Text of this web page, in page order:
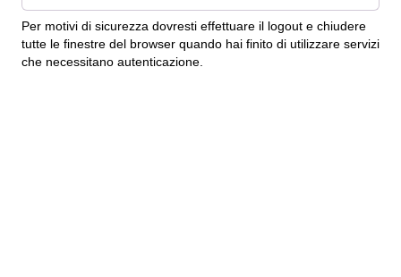
Per motivi di sicurezza dovresti effettuare il logout e chiudere
tutte le finestre del browser quando hai finito di utilizzare servizi
che necessitano autenticazione.